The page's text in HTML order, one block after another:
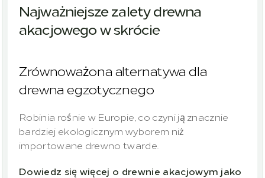
Najważniejsze zalety drewna
akacjowego w skrócie
Zrównoważona alternatywa dla
drewna egzotycznego
Robinia rośnie w Europie, co czyni ją znacznie
bardziej ekologicznym wyborem niż
importowane drewno twarde.
Dowiedz się więcej o drewnie akacjowym jako